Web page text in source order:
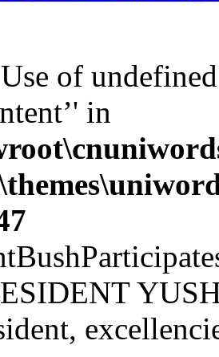
of
in